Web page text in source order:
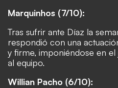
Marquinhos (7/10):
Tras sufrir ante Díaz la
respondió con una
y firme, imponiéndose en
al equipo.
Willian Pacho (6/10):